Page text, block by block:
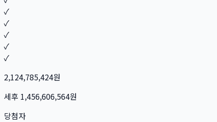
✓
✓
✓
✓
✓
2,124,785,424원
세후 1,456,606,564원
당첨자